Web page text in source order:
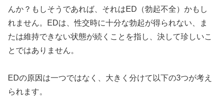
んか？もしそうであれば、それはED（勃起不全）かもし
れません。EDは、性交時に十分な勃起が得られない、ま
たは維持できない状態が続くことを指し、決して珍しいこ
とではありません。
EDの原因は一つではなく、大きく分けて以下の3つが考え
られます。